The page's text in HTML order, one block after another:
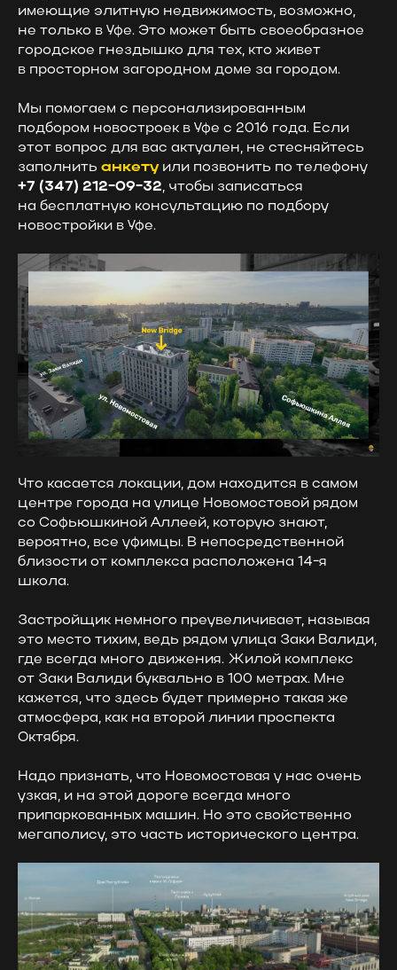
имеющие элитную недвижимость, возможно,
не только в Уфе. Это может быть своеобразное
городское гнездышко для тех, кто живет
в просторном загородном доме за городом.
Мы помогаем с персонализированным
подбором новостроек в Уфе с 2016 года. Если
этот вопрос для вас актуален, не стесняйтесь
заполнить анкету или позвонить по телефону
+7 (347) 212-09-32, чтобы записаться
на бесплатную консультацию по подбору
новостройки в Уфе.
Что касается локации, дом находится в самом
центре города на улице Новомостовой рядом
со Софьюшкиной Аллеей, которую знают,
вероятно, все уфимцы. В непосредственной
близости от комплекса расположена 14-я
школа.
Застройщик немного преувеличивает, называя
это место тихим, ведь рядом улица Заки Валиди,
где всегда много движения. Жилой комплекс
от Заки Валиди буквально в 100 метрах. Мне
кажется, что здесь будет примерно такая же
атмосфера, как на второй линии проспекта
Октября.
Надо признать, что Новомостовая у нас очень
узкая, и на этой дороге всегда много
припаркованных машин. Но это свойственно
мегаполису, это часть исторического центра.